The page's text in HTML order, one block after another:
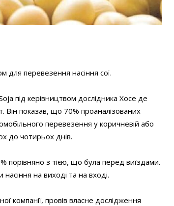
для перевезення насіння сої.
під керівництвом дослідника Хосе де
показав, що 70% проаналізованих
перевезення у коричневій або
до чотирьох днів.
порівняно з тією, що була перед виїздами.
на виході та на вході.
компанії, провів власне дослідження